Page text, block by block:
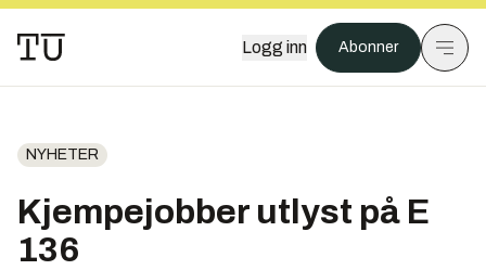
Logg inn Abonner
NYHETER
Kjempejobber utlyst på E
136